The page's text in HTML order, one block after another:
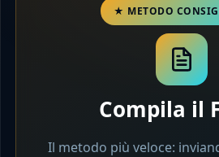
Compila il
Il metodo più veloce: